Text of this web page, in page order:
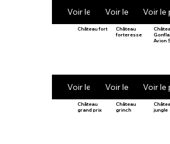
Voir le produitVoir le produit
Voir le
Château fort
Voir le produit
Château
forteresse
Voir le produit
Avion
Voir le
Château
grand prix
Château
grinch
jungle